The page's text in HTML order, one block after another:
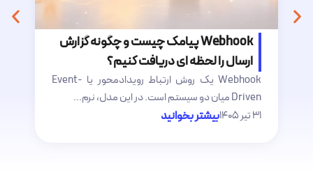
Webhook پیامک چیست و چگونه گزارش
ارسال را لحظه ای دریافت کنیم؟
Webhook یک روش ارتباط رویدادمحور یا Event-
Driven میان دو سیستم است. در این مدل، نرم...
۳۱ تیر ۱۴۰۵
بیشتر بخوانید